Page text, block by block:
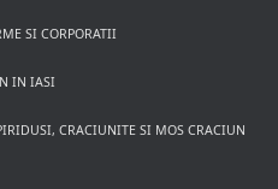
SI CORPORATII
IN IASI
CRACIUNITE SI MOS CRACIUN